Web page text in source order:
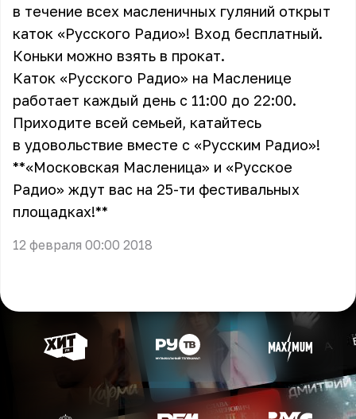
в течение всех масленичных гуляний открыт
каток «Русского Радио»! Вход бесплатный.
Коньки можно взять в прокат.
Каток «Русского Радио» на Масленице
работает каждый день с 11:00 до 22:00.
Приходите всей семьей, катайтесь
в удовольствие вместе с «Русским Радио»!
**«Московская Масленица» и «Русское
Радио» ждут вас на 25-ти фестивальных
площадках! **
12 февраля 00:00 2018